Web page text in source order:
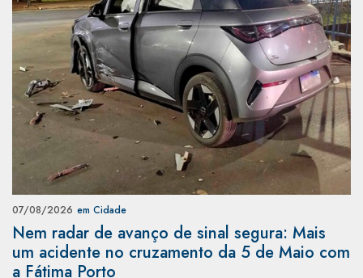
07/08/2026 em Cidade
Nem radar de avanço de sinal segura: Mais
um acidente no cruzamento da 5 de Maio com
a Fátima Porto